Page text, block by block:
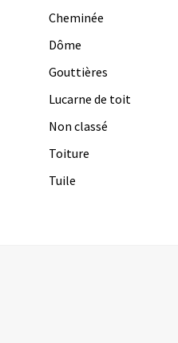
Cheminée
Dôme
Gouttières
Lucarne de toit
Non classé
Toiture
Tuile